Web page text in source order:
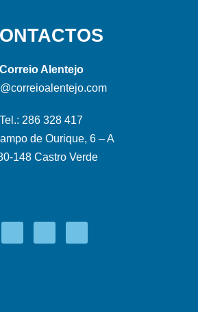
Correio Alentejo
Tel.: 286 328 417
de Ourique, 6 – A
148 Castro Verde